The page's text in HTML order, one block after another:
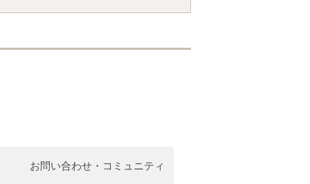
お問い合わせ・コミュニティ